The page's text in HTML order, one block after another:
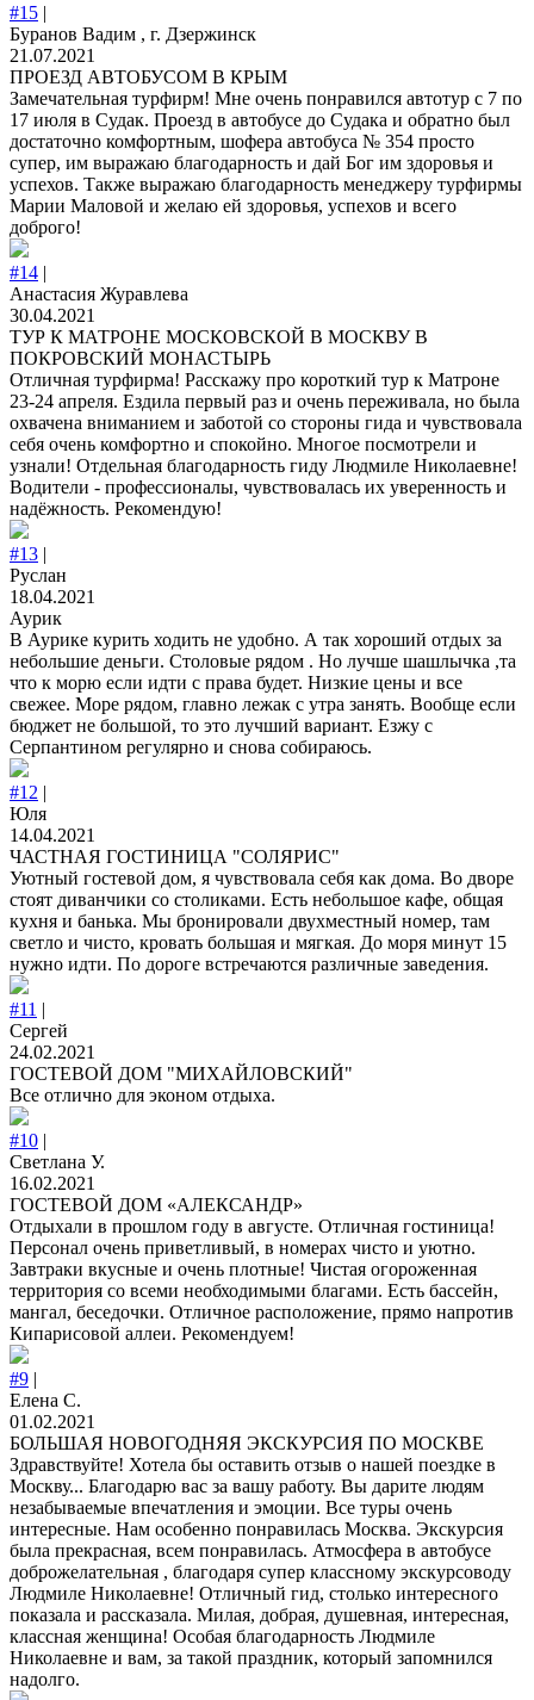
#15 |
Буранов Вадим , г. Дзержинск
21.07.2021
ПРОЕЗД АВТОБУСОМ В КРЫМ
Замечательная турфирм! Мне очень понравился автотур с 7 по
17 июля в Судак. Проезд в автобусе до Судака и обратно был
достаточно комфортным, шофера автобуса № 354 просто
супер, им выражаю благодарность и дай Бог им здоровья и
успехов. Также выражаю благодарность менеджеру турфирмы
Марии Маловой и желаю ей здоровья, успехов и всего
доброго!
#14 |
Анастасия Журавлева
30.04.2021
ТУР К МАТРОНЕ МОСКОВСКОЙ В МОСКВУ В
ПОКРОВСКИЙ МОНАСТЫРЬ
Отличная турфирма! Расскажу про короткий тур к Матроне
23-24 апреля. Ездила первый раз и очень переживала, но была
охвачена вниманием и заботой со стороны гида и чувствовала
себя очень комфортно и спокойно. Многое посмотрели и
узнали! Отдельная благодарность гиду Людмиле Николаевне!
Водители - профессионалы, чувствовалась их уверенность и
надёжность. Рекомендую!
#13 |
Руслан
18.04.2021
Аурик
В Аурике курить ходить не удобно. А так хороший отдых за
небольшие деньги. Столовые рядом . Но лучше шашлычка ,та
что к морю если идти с права будет. Низкие цены и все
свежее. Море рядом, главно лежак с утра занять. Вообще если
бюджет не большой, то это лучший вариант. Езжу с
Серпантином регулярно и снова собираюсь.
#12 |
Юля
14.04.2021
ЧАСТНАЯ ГОСТИНИЦА "СОЛЯРИС"
Уютный гостевой дом, я чувствовала себя как дома. Во дворе
стоят диванчики со столиками. Есть небольшое кафе, общая
кухня и банька. Мы бронировали двухместный номер, там
светло и чисто, кровать большая и мягкая. До моря минут 15
нужно идти. По дороге встречаются различные заведения.
#11 |
Сергей
24.02.2021
ГОСТЕВОЙ ДОМ "МИХАЙЛОВСКИЙ"
Все отлично для эконом отдыха.
#10 |
Светлана У.
16.02.2021
ГОСТЕВОЙ ДОМ «АЛЕКСАНДР»
Отдыхали в прошлом году в августе. Отличная гостиница!
Персонал очень приветливый, в номерах чисто и уютно.
Завтраки вкусные и очень плотные! Чистая огороженная
территория со всеми необходимыми благами. Есть бассейн,
мангал, беседочки. Отличное расположение, прямо напротив
Кипарисовой аллеи. Рекомендуем!
#9 |
Елена С.
01.02.2021
БОЛЬШАЯ НОВОГОДНЯЯ ЭКСКУРСИЯ ПО МОСКВЕ
Здравствуйте! Хотела бы оставить отзыв о нашей поездке в
Москву... Благодарю вас за вашу работу. Вы дарите людям
незабываемые впечатления и эмоции. Все туры очень
интересные. Нам особенно понравилась Москва. Экскурсия
была прекрасная, всем понравилась. Атмосфера в автобусе
доброжелательная , благодаря супер классному экскурсоводу
Людмиле Николаевне! Отличный гид, столько интересного
показала и рассказала. Милая, добрая, душевная, интересная,
классная женщина! Особая благодарность Людмиле
Николаевне и вам, за такой праздник, который запомнился
надолго.